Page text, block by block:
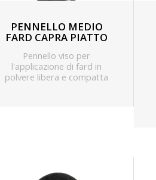
PENNELLO MEDIO
FARD CAPRA PIATTO
Pennello viso per
l'applicazione di fard in
polvere libera e compatta